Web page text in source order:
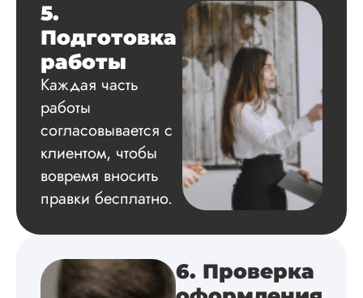
Иванович
Вид работы:
Диссертация
Дата:2024-03-25
Кандидатская по
истории была
в соответствии с
методичкой. Автор
теме
без воды,
5.
Подготовка
работы
Каждая часть
работы
согласовывается с
клиентом, чтобы
вовремя вносить
правки бесплатно.
6. Проверка